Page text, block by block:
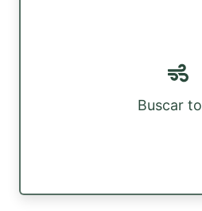
Buscar